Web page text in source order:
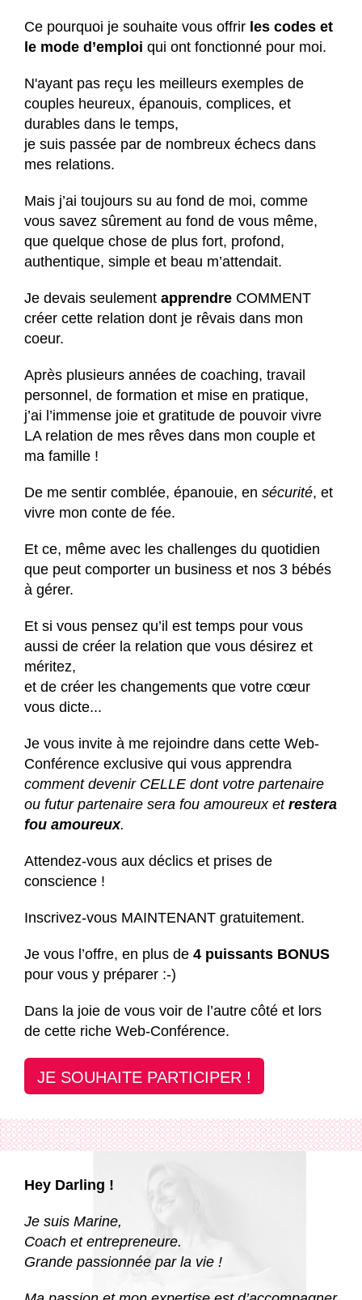
Ce pourquoi je souhaite vous offrir les codes et
le mode d’emploi qui ont fonctionné pour moi.
N'ayant pas reçu les meilleurs exemples de
couples heureux, épanouis, complices, et
durables dans le temps,
je suis passée par de nombreux échecs dans
mes relations.
Mais j’ai toujours su au fond de moi, comme
vous savez sûrement au fond de vous même,
que quelque chose de plus fort, profond,
authentique, simple et beau m’attendait.
Je devais seulement apprendre COMMENT
créer cette relation dont je rêvais dans mon
coeur.
Après plusieurs années de coaching, travail
personnel, de formation et mise en pratique,
j’ai l’immense joie et gratitude de pouvoir vivre
LA relation de mes rêves dans mon couple et
ma famille !
De me sentir comblée, épanouie, en sécurité, et
vivre mon conte de fée.
Et ce, même avec les challenges du quotidien
que peut comporter un business et nos 3 bébés
à gérer.
Et si vous pensez qu’il est temps pour vous
aussi de créer la relation que vous désirez et
méritez,
et de créer les changements que votre cœur
vous dicte...
Je vous invite à me rejoindre dans cette Web-
Conférence exclusive qui vous apprendra
comment devenir CELLE dont votre partenaire
ou futur partenaire sera fou amoureux et restera
fou amoureux.
Attendez-vous aux déclics et prises de
conscience !
Inscrivez-vous MAINTENANT gratuitement.
Je vous l’offre, en plus de 4 puissants BONUS
pour vous y préparer :-)
Dans la joie de vous voir de l’autre côté et lors
de cette riche Web-Conférence.
JE SOUHAITE PARTICIPER !
Hey Darling !
Je suis Marine,
Coach et entrepreneure.
Grande passionnée par la vie !